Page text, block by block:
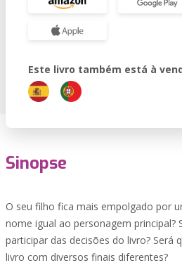
Este livro também está à
Sinopse
O seu filho fica mais empolgado por
nome igual ao personagem principal?
participar das decisões do livro? Será
livro com diversos finais diferentes?